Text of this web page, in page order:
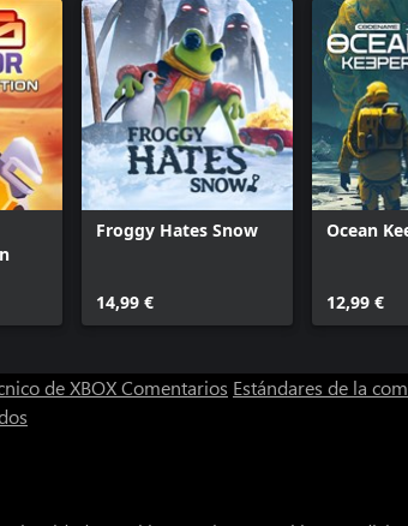
Froggy Hates Snow
14,99 €
Ocean
12,99 €
de XBOXComentarios Estándares de la